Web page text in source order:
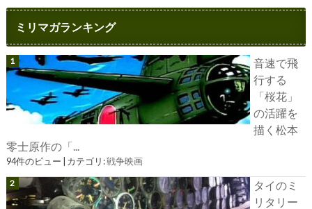
ミリマガランキング
音速で飛
行する
「桜花」
の活躍を
描く松本
零士原作の「...
94件のビュー | カテゴリ:戦争映画
タイのミ
リタリー